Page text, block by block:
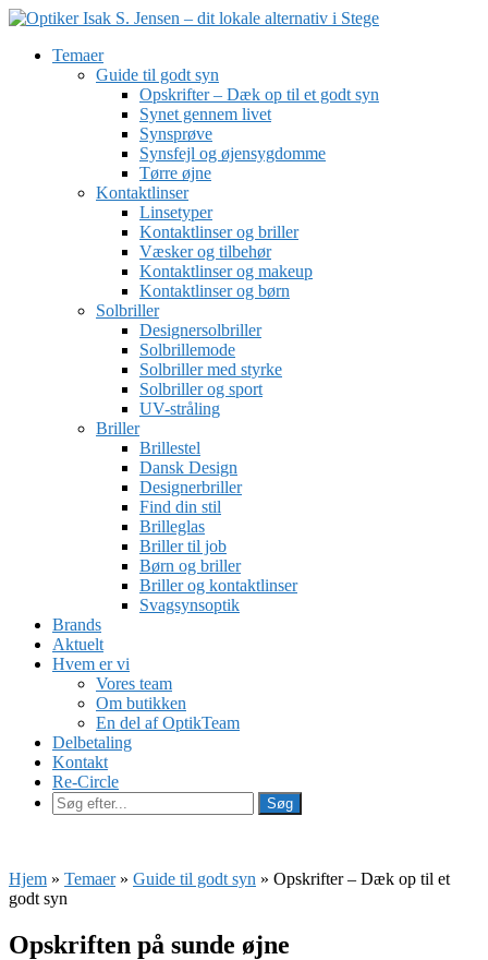
Temaer
Guide til godt syn
Opskrifter – Dæk op til et godt syn
Synet gennem livet
Synsprøve
Synsfejl og øjensygdomme
Tørre øjne
Kontaktlinser
Linsetyper
Kontaktlinser og briller
Væsker og tilbehør
Kontaktlinser og makeup
Kontaktlinser og børn
Solbriller
Designersolbriller
Solbrillemode
Solbriller med styrke
Solbriller og sport
UV-stråling
Briller
Brillestel
Dansk Design
Designerbriller
Find din stil
Brilleglas
Briller til job
Børn og briller
Briller og kontaktlinser
Svagsynsoptik
Brands
Aktuelt
Hvem er vi
Vores team
Om butikken
En del af OptikTeam
Delbetaling
Kontakt
Re-Circle
Hjem » Temaer» Guide til godt syn » Opskrifter – Dæk op til et
godt syn
Opskriften på sunde øjne